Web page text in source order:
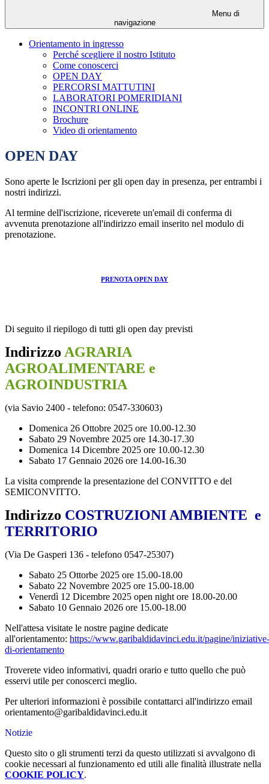
Menu di
navigazione
Orientamento in ingresso
Perché scegliere il nostro Istituto
Come conoscerci
OPEN DAY
PERCORSI MATTUTINI
LABORATORI POMERIDIANI
INCONTRI ONLINE
Brochure
Video di orientamento
OPEN DAY
Sono aperte le Iscrizioni per gli open day in presenza, per entrambi i
nostri indirizzi.
Al termine dell'iscrizione, riceverete un'email di conferma di
avvenuta prenotazione all'indirizzo email inserito nel modulo di
prenotazione.
PRENOTA OPEN DAY
Di seguito il riepilogo di tutti gli open day previsti
Indirizzo AGRARIA
AGROALIMENTARE e
AGROINDUSTRIA
(via Savio 2400 - telefono: 0547-330603)
Domenica 26 Ottobre 2025 ore 10.00-12.30
Sabato 29 Novembre 2025 ore 14.30-17.30
Domenica 14 Dicembre 2025 ore 10.00-12.30
Sabato 17 Gennaio 2026 ore 14.00-16.30
La visita comprende la presentazione del CONVITTO e del
SEMICONVITTO.
Indirizzo COSTRUZIONI AMBIENTE e
TERRITORIO
(Via De Gasperi 136 - telefono 0547-25307)
Sabato 25 Ottorbe 2025 ore 15.00-18.00
Sabato 22 Novembre 2025 ore 15.00-18.00
Venerdì 12 Dicembre 2025 open night ore 18.00-20.00
Sabato 10 Gennaio 2026 ore 15.00-18.00
Nell'attesa visitate le nostre pagine dedicate
all'orientamento: https://www.garibaldidavinci.edu.it/pagine/iniziative-
di-orientamento
Troverete video informativi, quadri orario e tutto quello che può
esservi utile per conoscerci meglio.
Per ulteriori informazioni è possibile contattarci all'indirizzo email
orientamento@garibaldidavinci.edu.it
Notizie
Questo sito o gli strumenti terzi da questo utilizzati si avvalgono di
cookie necessari al funzionamento ed utili alle finalità illustrate nella
COOKIE POLICY.